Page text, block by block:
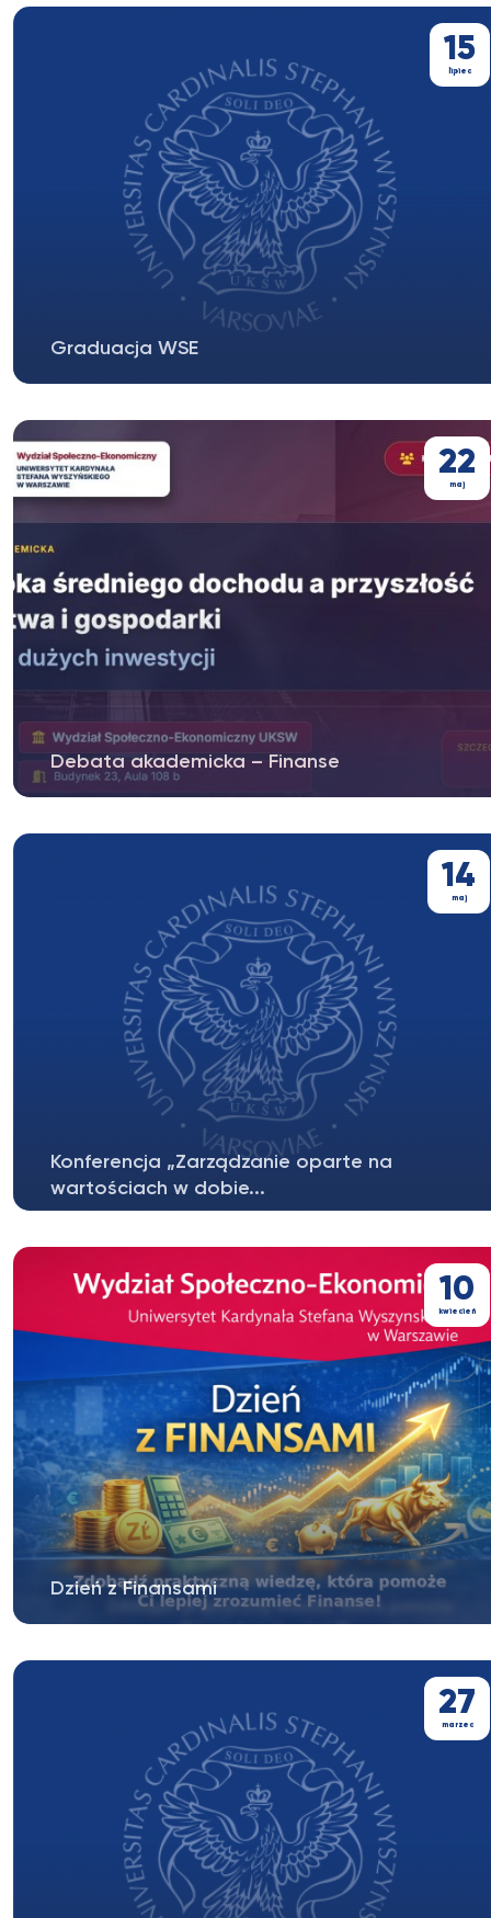
15
lipiec
Graduacja WSE
22
maj
Debata akademicka – Finanse
gospodarki – rola dużych inwestycji”...
14
maj
Konferencja „Zarządzanie oparte na
wartościach w dobie...
10
kwiecień
Dzień z Finansami
finansów, funkcjonowanie...
27
marzec